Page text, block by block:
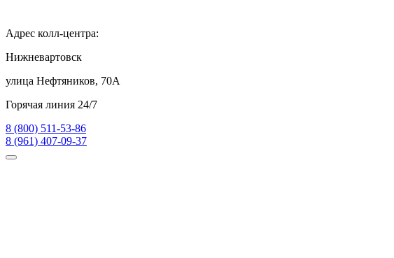
Адрес колл-центра:
Нижневартовск
улица Нефтяников, 70А
Горячая линия 24/7
8 (800) 511-53-86
8 (961) 407-09-37